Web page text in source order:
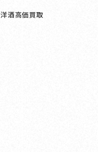
洋酒高価買取